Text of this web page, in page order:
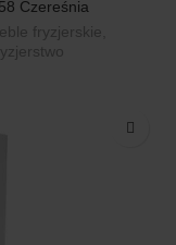
Czereśnia
fryzjerskie